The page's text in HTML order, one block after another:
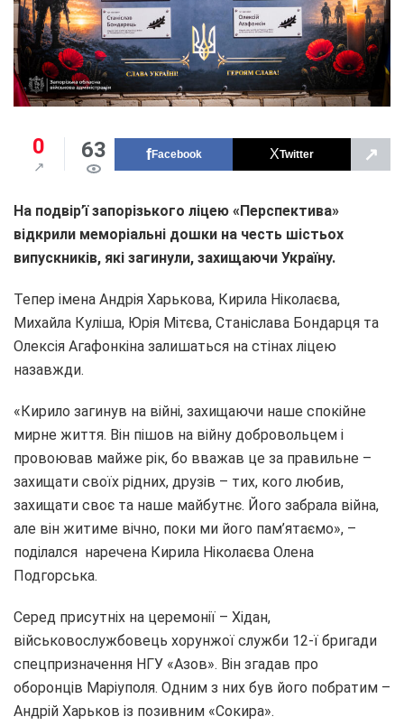
0 63 Facebook Twitter ↗
На подвір’ї запорізького ліцею «Перспектива»
відкрили меморіальні дошки на честь шістьох
випускників, які загинули, захищаючи Україну.
Тепер імена Андрія Харькова, Кирила Ніколаєва,
Михайла Куліша, Юрія Мітєва, Станіслава Бондарця та
Олексія Агафонкіна залишаться на стінах ліцею
назавжди.
«Кирило загинув на війні, захищаючи наше спокійне
мирне життя. Він пішов на війну добровольцем і
провоював майже рік, бо вважав це за правильне –
захищати своїх рідних, друзів – тих, кого любив,
захищати своє та наше майбутнє. Його забрала війна,
але він житиме вічно, поки ми його пам’ятаємо», –
поділался наречена Кирила Ніколаєва Олена
Подгорська.
Серед присутніх на церемонії – Хідан,
військовослужбовець хорунжої служби 12-ї бригади
спецпризначення НГУ «Азов». Він згадав про
оборонців Маріуполя. Одним з них був його побратим –
Андрій Харьков із позивним «Сокира».